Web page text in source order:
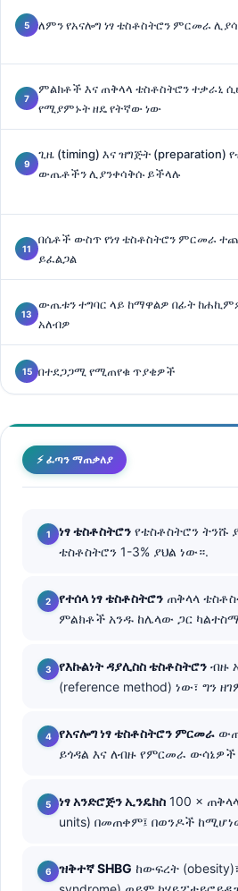
ለምን የአናሎግ ነፃ ቴስቶስትሮን ምርመራ
ምልክቶች እና ጠቅላላ ቴስቶስትሮን ተቃራኒ
የሚያምኑት ዘዴ የትኛው ነው
ጊዜ (timing) እና ዝግጅት (preparation)
ውጤቶችን ሊያንቀሳቅሱ ይችላሉ
በሴቶች ውስጥ የነፃ ቴስቶስትሮን ምርመራ
ይፈልጋል
ውጤቱን ተግባር ላይ ከማዋልዎ በፊት
አለብዎ
በተደጋጋሚ የሚጠየቁ ጥያቄዎች
⚡ ፈጣን ማጠቃለያ
ነፃ ቴስቶስትሮን የቴስቶስትሮን ትንሹ
ቴስቶስትሮን 1-3% ያህል ነው።.
የተሰላ ነፃ ቴስቶስትሮን ጠቅላላ
ምልክቶች አንዱ ከሌላው ጋር
የእኩልነት ዳያሊስስ ቴስቶስትሮን ብዙ
(reference method) ነው፣ ግን
የአናሎግ ነፃ ቴስቶስትሮን ምርመራ
ይጎዳል እና ለብዙ የምርመራ
ነፃ አንድሮጅን ኢንዴክስ 100 ×
units) በመጠቀም፤ በወንዶች
ዝቅተኛ SHBG ከውፍረት